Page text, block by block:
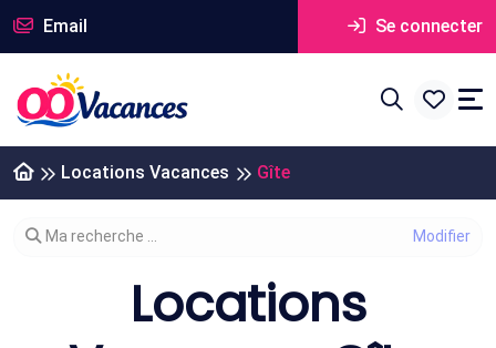
Email Se connecter
Locations Vacances Gîte
Modifier votre recherche
Ma recherche ...
Locations